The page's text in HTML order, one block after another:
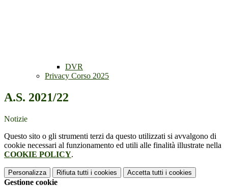
DVR
Privacy Corso 2025
A.S. 2021/22
Notizie
Questo sito o gli strumenti terzi da questo utilizzati si avvalgono di
cookie necessari al funzionamento ed utili alle finalità illustrate nella
COOKIE POLICY.
Personalizza Rifiuta tutti i cookies Accetta tutti i cookies
Gestione cookie